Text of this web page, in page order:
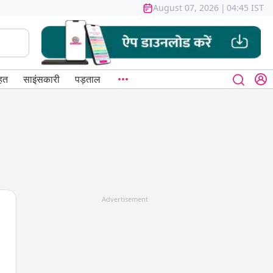
August 07, 2026 | 04:45 IST
साइंसकारी पड़ताल
Advertisement